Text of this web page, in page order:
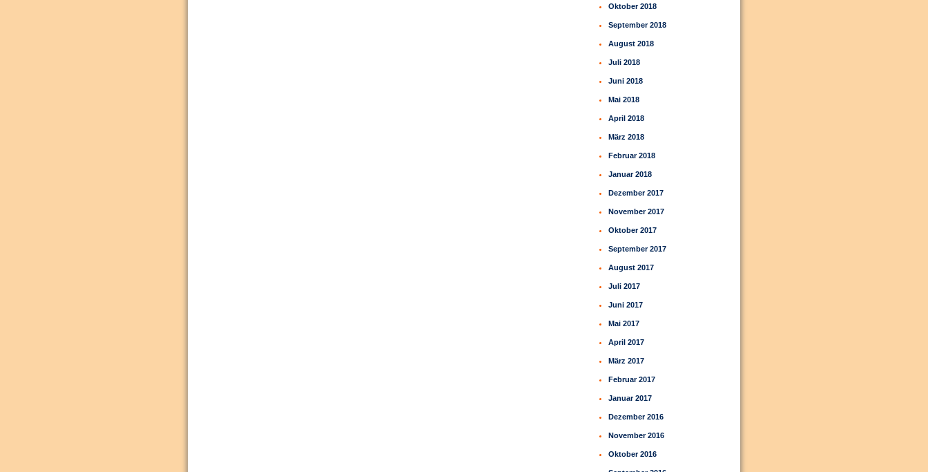
Oktober 2018
September 2018
August 2018
Juli 2018
Juni 2018
Mai 2018
April 2018
März 2018
Februar 2018
Januar 2018
Dezember 2017
November 2017
Oktober 2017
September 2017
August 2017
Juli 2017
Juni 2017
Mai 2017
April 2017
März 2017
Februar 2017
Januar 2017
Dezember 2016
November 2016
Oktober 2016